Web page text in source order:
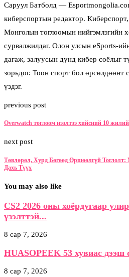
Саруул Батболд —
киберспортын редактор.
Монголын тоглоомын нийгэмлэгийн
сурвалжилдаг. Олон улсын eSports-
дагаж, залуусын дунд кибер соёлыг
зорьдог. Тоон спорт бол
үздэг.
previous post
Overwatch тоглоом нээлтээ хийсний 10
next post
Төвлөрөл, Хурд Бөгөөд Өршөөлгүй
Дахь Түүх
You may also like
CS2 2026 оны хоёрдугаар
үзэлттэй...
8 сар 7, 2026
HUASOPEEK 53 хувиас дээш
8 сар 7, 2026